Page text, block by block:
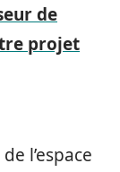
de
projet
l’espace